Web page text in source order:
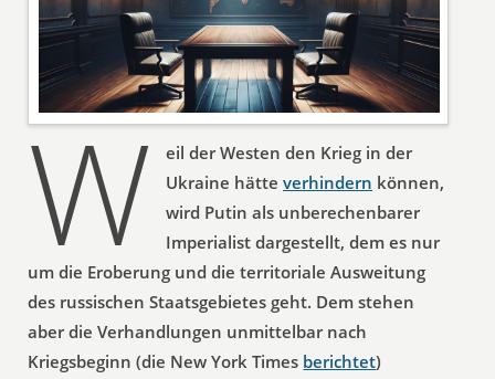
W
eil der Westen den Krieg in der
Ukraine hätteverhindern können,
wird Putin als unberechenbarer
Imperialist dargestellt, dem es nur
um die Eroberung und die territoriale Ausweitung
des russischen Staatsgebietes geht. Dem stehen
aber die Verhandlungen unmittelbar nach
Kriegsbeginn (die New York Times berichtet)